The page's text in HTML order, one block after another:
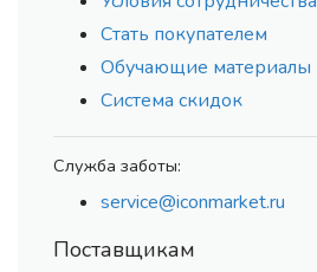
Стать покупателем
Обучающие материалы
Система скидок
Служба заботы:
service@iconmarket.ru
Поставщикам